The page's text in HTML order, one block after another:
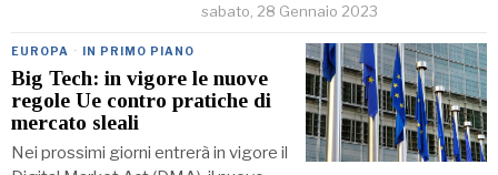
sabato, 28 Gennaio 2023
EUROPA · IN PRIMO PIANO
Big Tech: in vigore le nuove
regole Ue contro pratiche di
mercato sleali
Nei prossimi giorni entrerà in vigore il